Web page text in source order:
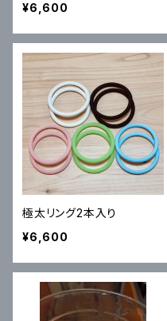
¥6,600
極太リング2本入り
¥6,600